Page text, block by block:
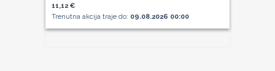
11,12 €
Trenutna akcija traje do: 09.08.2026 00:00